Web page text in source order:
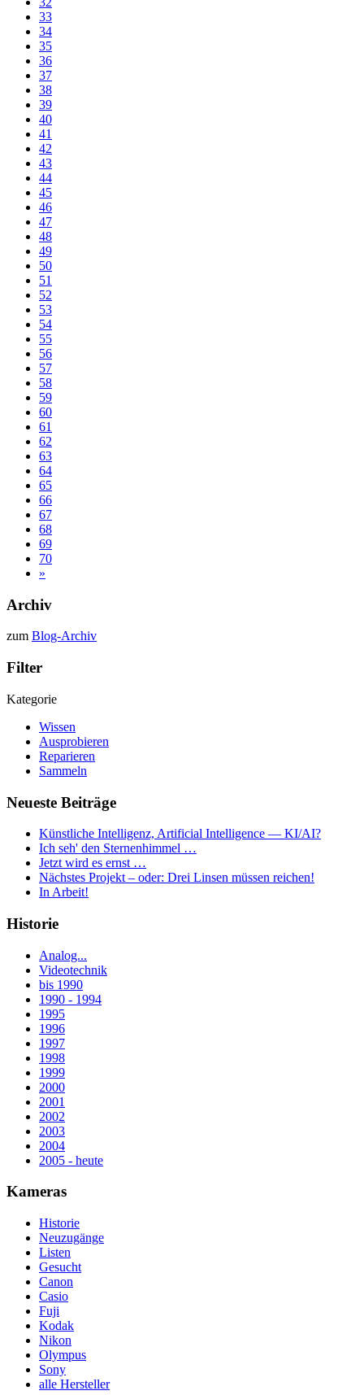
33
34
35
36
37
38
39
40
41
42
43
44
45
46
47
48
49
50
51
52
53
54
55
56
57
58
59
60
61
62
63
64
65
66
67
68
69
70
»
Archiv
zum Blog-Archiv
Filter
Kategorie
Wissen
Ausprobieren
Reparieren
Sammeln
Neueste Beiträge
Künstliche Intelligenz, Artificial Intelligence — KI/AI?
Ich seh' den Sternenhimmel …
Jetzt wird es ernst …
Nächstes Projekt – oder: Drei Linsen müssen reichen!
In Arbeit!
Historie
Analog...
Videotechnik
bis 1990
1990 - 1994
1995
1996
1997
1998
1999
2000
2001
2002
2003
2004
2005 - heute
Kameras
Historie
Neuzugänge
Listen
Gesucht
Canon
Casio
Fuji
Kodak
Nikon
Olympus
Sony
alle Hersteller